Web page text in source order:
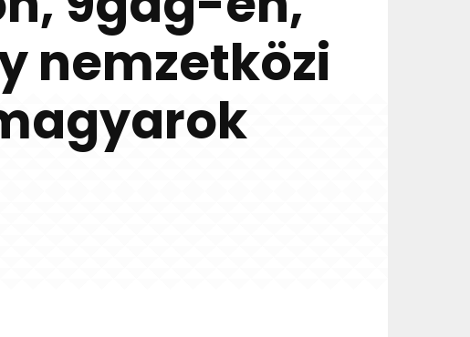
nemzetközi